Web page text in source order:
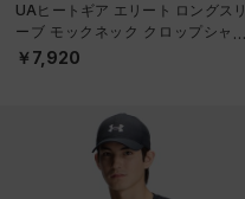
UAヒートギア エリート ロングスリ
ーブ モックネック クロップシャツ
（トレーニング/WOMEN）
￥7,920